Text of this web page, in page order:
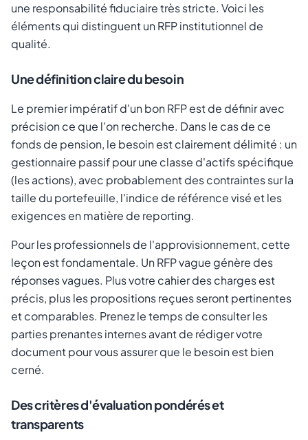
une responsabilité fiduciaire très stricte. Voici les
éléments qui distinguent un RFP institutionnel de
qualité.
Une définition claire du besoin
Le premier impératif d'un bon RFP est de définir avec
précision ce que l'on recherche. Dans le cas de ce
fonds de pension, le besoin est clairement délimité : un
gestionnaire passif pour une classe d'actifs spécifique
(les actions), avec probablement des contraintes sur la
taille du portefeuille, l'indice de référence visé et les
exigences en matière de reporting.
Pour les professionnels de l'approvisionnement, cette
leçon est fondamentale. Un RFP vague génère des
réponses vagues. Plus votre cahier des charges est
précis, plus les propositions reçues seront pertinentes
et comparables. Prenez le temps de consulter les
parties prenantes internes avant de rédiger votre
document pour vous assurer que le besoin est bien
cerné.
Des critères d'évaluation pondérés et
transparents